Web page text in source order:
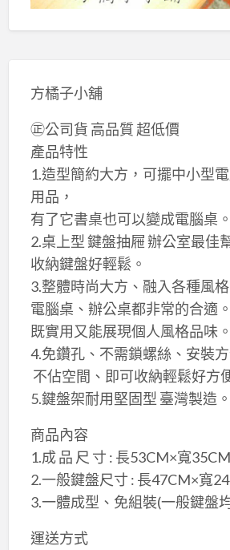
方橘子小舖
㊣公司貨 高品質 超低價
​產品特性
1.造型簡約大方，可擺中小型
用品，
有了它書桌也可以變成電腦桌。
2.桌上型 鍵盤抽屜 辦公室最佳
收納鍵盤好輕鬆。
3.整體時尚大方、​融入各種風格
電腦桌、辦公桌都非常的合適。
既實用又能展現個人風格品味。
4.免鑽孔、​不需鎖螺絲、​安裝
不佔空間、​即可收納輕鬆好方
5.鍵盤架耐用堅固型 臺灣製造。
​商品內容
1.成 品 尺 寸 : 長53CM×​寬
2.一般鍵盤尺寸 : 長47CM×​寬
3.一體成型、免組裝(一般鍵盤
運送方式